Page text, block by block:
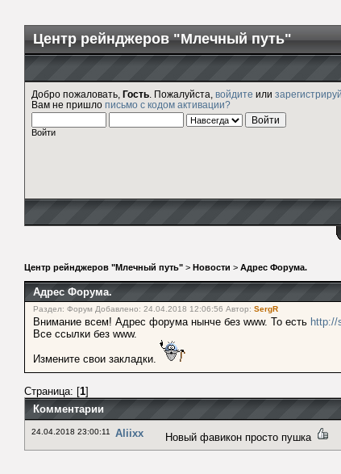
Центр рейнджеров "Млечный путь"
Добро пожаловать, Гость . Пожалуйста, войдите или
Вам не пришло письмо с кодом активации?
Войти
Центр рейнджеров "Млечный путь" > Новости > Адрес Форума.
Адрес Форума.
Раздел: Форум Добавлено: 24.04.2018 12:06:56 Автор: SergR
Внимание всем! Адрес форума нынче без www. То есть http://
Все ссылки без www.
Измените свои закладки.
Страница: [1]
Комментарии
24.04.2018 23:00:11 Aliixx Новый фавикон просто пушка